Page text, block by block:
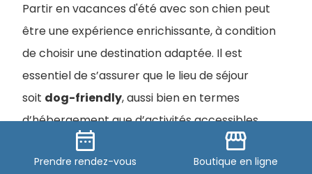
Partir en vacances d'été avec son chien peut
être une expérience enrichissante, à condition
de choisir une destination adaptée. Il est
essentiel de s’assurer que le lieu de séjour
soit dog-friendly, aussi bien en termes
d’hébergement que d’activités accessibles
aux chiens.
Les randonnées en montagne ou en forêt, les
date_range
Prendre rendez-vous
storefront
Boutique en ligne